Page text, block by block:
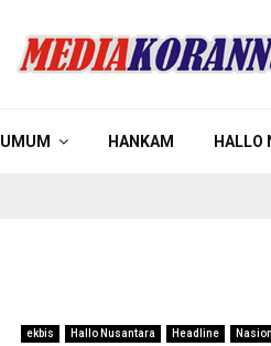
UMUM HANKAM HALLO
ekbis Hallo Nusantara Headline